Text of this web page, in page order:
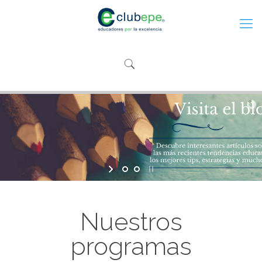
Nuestros
programas